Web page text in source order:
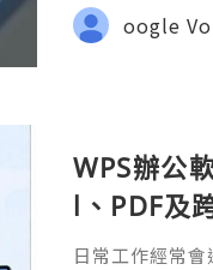
gmail.com 💎
marketit 🎮
oogle
WPS辦公
l、PDF及
日常工作經常